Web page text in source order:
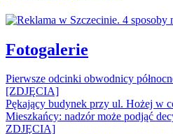
Fotogalerie
Pierwsze odcinki obwodnicy
[ZDJĘCIA]
Pękający budynek przy ul. Hożej w
Mieszkańcy: nadzór może podjąć
ZDJĘCIA]